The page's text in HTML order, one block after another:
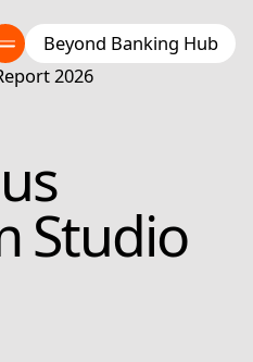
Beyond Banking Hub
2026
Studio